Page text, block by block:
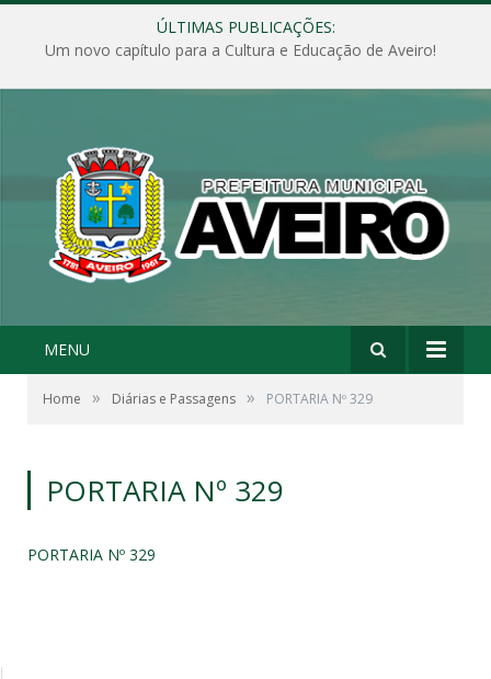
ÚLTIMAS PUBLICAÇÕES:
Um novo capítulo para a Cultura e Educação de Aveiro!
MENU
Home » Diárias e Passagens » PORTARIA Nº 329
PORTARIA Nº 329
PORTARIA Nº 329